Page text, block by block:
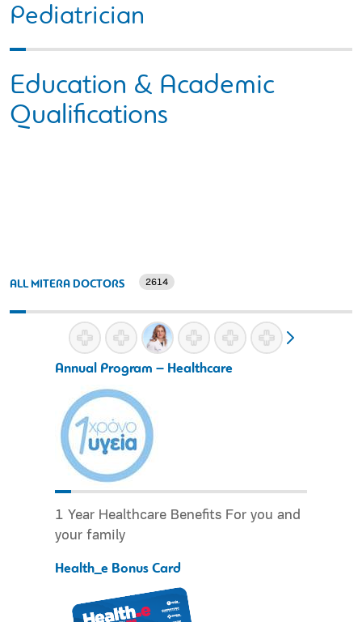
Pediatrician
Education & Academic
Qualifications
ALL MITERA DOCTORS 2614
Annual Program – Healthcare
1 Year Healthcare Benefits For you and
your family
Health_e Bonus Card